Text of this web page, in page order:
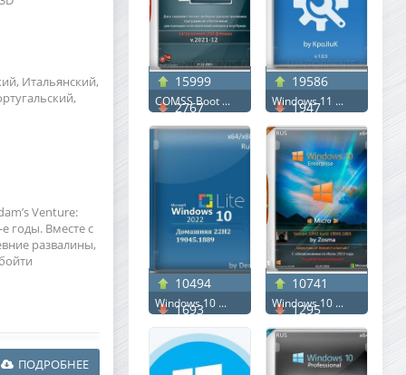
Итальянский,
Venture:
годы. Вместе с
развалины,
ПОДРОБНЕЕ
15999
2767
COMSS Boot ...
19586
1947
Windows 11 ...
10494
1693
Windows 10 ...
10741
1295
Windows 10 ...